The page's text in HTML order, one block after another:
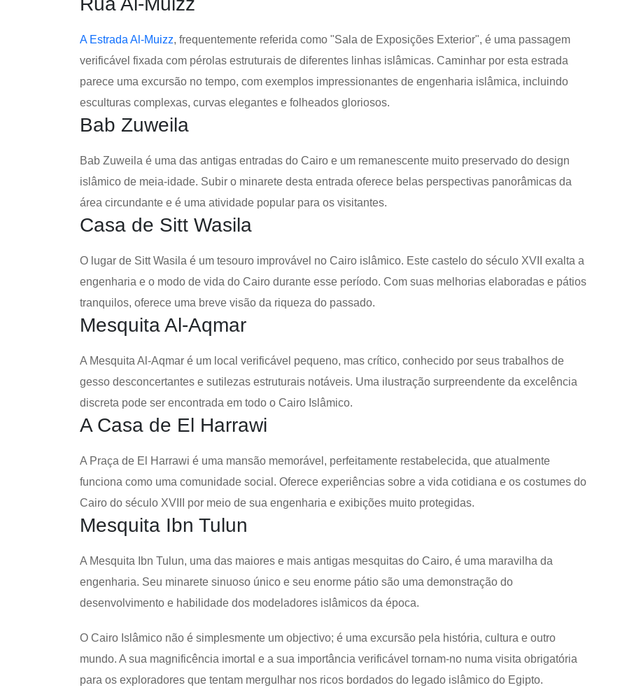
A Estrada Al-Muizz, frequentemente referida como "Sala de Exposições Exterior", é uma passagem
verificável fixada com pérolas estruturais de diferentes linhas islâmicas. Caminhar por esta estrada
parece uma excursão no tempo, com exemplos impressionantes de engenharia islâmica, incluindo
esculturas complexas, curvas elegantes e folheados gloriosos.
Bab Zuweila
Bab Zuweila é uma das antigas entradas do Cairo e um remanescente muito preservado do design
islâmico de meia-idade. Subir o minarete desta entrada oferece belas perspectivas panorâmicas da
área circundante e é uma atividade popular para os visitantes.
Casa de Sitt Wasila
O lugar de Sitt Wasila é um tesouro improvável no Cairo islâmico. Este castelo do século XVII exalta a
engenharia e o modo de vida do Cairo durante esse período. Com suas melhorias elaboradas e pátios
tranquilos, oferece uma breve visão da riqueza do passado.
Mesquita Al-Aqmar
A Mesquita Al-Aqmar é um local verificável pequeno, mas crítico, conhecido por seus trabalhos de
gesso desconcertantes e sutilezas estruturais notáveis. Uma ilustração surpreendente da excelência
discreta pode ser encontrada em todo o Cairo Islâmico.
A Casa de El Harrawi
A Praça de El Harrawi é uma mansão memorável, perfeitamente restabelecida, que atualmente
funciona como uma comunidade social. Oferece experiências sobre a vida cotidiana e os costumes do
Cairo do século XVIII por meio de sua engenharia e exibições muito protegidas.
Mesquita Ibn Tulun
A Mesquita Ibn Tulun, uma das maiores e mais antigas mesquitas do Cairo, é uma maravilha da
engenharia. Seu minarete sinuoso único e seu enorme pátio são uma demonstração do
desenvolvimento e habilidade dos modeladores islâmicos da época.
O Cairo Islâmico não é simplesmente um objectivo; é uma excursão pela história, cultura e outro
mundo. A sua magnificência imortal e a sua importância verificável tornam-no numa visita obrigatória
para os exploradores que tentam mergulhar nos ricos bordados do legado islâmico do Egipto.